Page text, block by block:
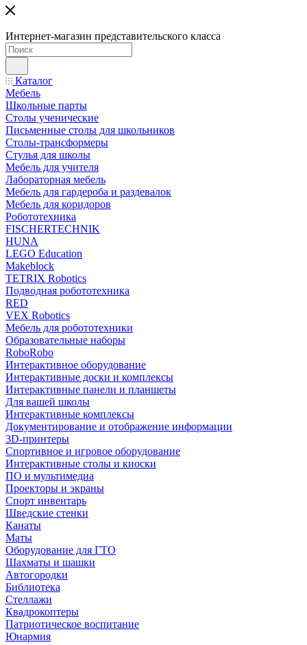
Интернет-магазин представительского класса
Каталог
Мебель
Школьные парты
Столы ученические
Письменные столы для школьников
Столы-трансформеры
Стулья для школы
Мебель для учителя
Лабораторная мебель
Мебель для гардероба и раздевалок
Мебель для коридоров
Робототехника
FISCHERTECHNIK
HUNA
LEGO Education
Makeblock
TETRIX Robotics
Подводная робототехника
RED
VEX Robotics
Мебель для робототехники
Образовательные наборы
RoboRobo
Интерактивное оборудование
Интерактивные доски и комплексы
Интерактивные панели и планшеты
Для вашей школы
Интерактивные комплексы
Документирование и отображение информации
3D-принтеры
Спортивное и игровое оборудование
Интерактивные столы и киоски
ПО и мультимедиа
Проекторы и экраны
Спорт инвентарь
Шведские стенки
Канаты
Маты
Оборудование для ГТО
Шахматы и шашки
Автогородки
Библиотека
Стеллажи
Квадрокоптеры
Патриотическое воспитание
Юнармия